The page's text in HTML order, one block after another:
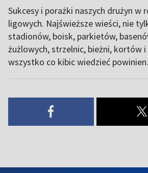
Sukcesy i porażki naszych drużyn w
ligowych. Najświeższe wieści, nie
stadionów, boisk, parkietów,
żużlowych, strzelnic, bieżni, kortów
wszystko co kibic wiedzieć powinien.